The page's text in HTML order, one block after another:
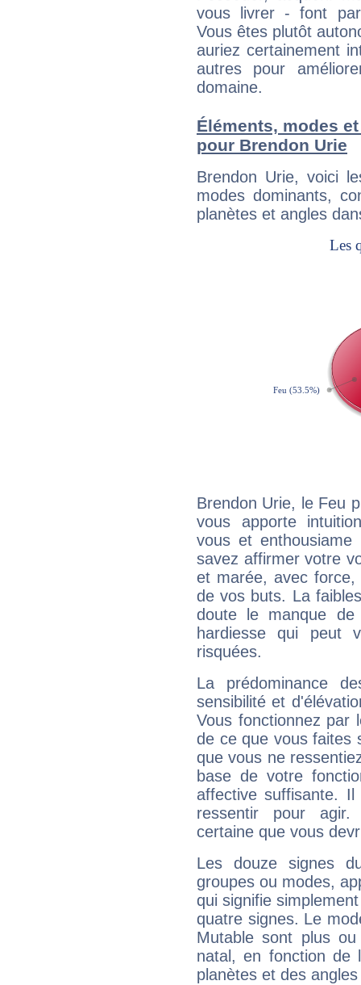
vous livrer - font
Vous êtes plutôt
auriez certainement
autres pour
domaine.
Éléments, modes
pour Brendon Urie
Brendon Urie, voici
modes dominants,
planètes et angles
Brendon Urie, le Feu
vous apporte
vous et
savez affirmer votre
et marée, avec
de vos buts. La
doute le manque
hardiesse qui peut
risquées.
La prédominance
sensibilité et
Vous fonctionnez
de ce que vous faites
que vous ne
base de votre
affective suffisante.
ressentir pour agir.
certaine que vous
Les douze signes
groupes ou modes,
qui signifie
quatre signes. Le
Mutable sont plus
natal, en fonction de
planètes et des